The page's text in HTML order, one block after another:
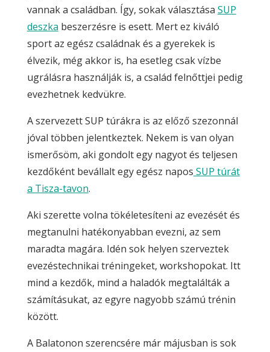
vannak a családban. Így, sokak választása SUP
deszka beszerzésre is esett. Mert ez kiváló
sport az egész családnak és a gyerekek is
élvezik, még akkor is, ha esetleg csak vízbe
ugrálásra használják is, a család felnőttjei pedig
evezhetnek kedvükre.
A szervezett SUP túrákra is az előző szezonnál
jóval többen jelentkeztek. Nekem is van olyan
ismerősöm, aki gondolt egy nagyot és teljesen
kezdőként bevállalt egy egész napos SUP túrát
a Tisza-tavon.
Aki szerette volna tökéletesíteni az evezését és
megtanulni hatékonyabban evezni, az sem
maradta magára. Idén sok helyen szerveztek
evezéstechnikai tréningeket, workshopokat. Itt
mind a kezdők, mind a haladók megtalálták a
számításukat, az egyre nagyobb számú trénin
között.
A Balatonon szerencsére már májusban is sok